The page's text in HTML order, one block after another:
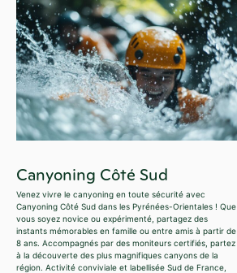
Canyoning Côté Sud
Venez vivre le canyoning en toute sécurité avec
Canyoning Côté Sud dans les Pyrénées-Orientales ! Que
vous soyez novice ou expérimenté, partagez des
instants mémorables en famille ou entre amis à partir de
8 ans. Accompagnés par des moniteurs certifiés, partez
à la découverte des plus magnifiques canyons de la
région. Activité conviviale et labellisée Sud de France,